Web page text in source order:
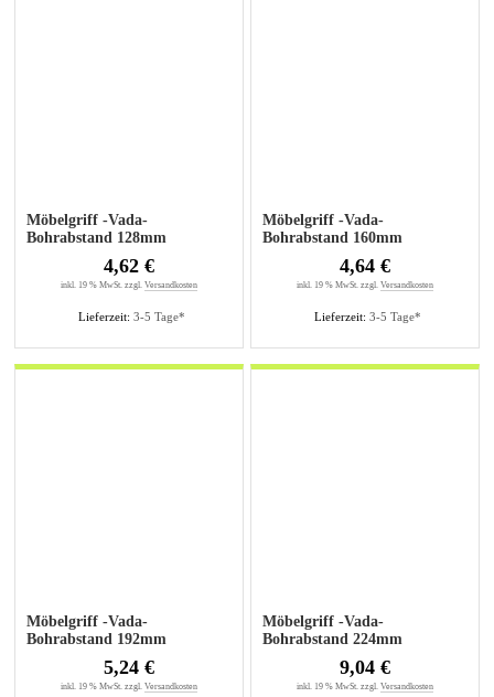
Möbelgriff -Vada-
Bohrabstand 128mm
Edelstahl gebürstet
Lieferzeit: 3-5 Tage*
4,62 €
inkl. 19 % MwSt. zzgl. Versandkosten
Möbelgriff -Vada-
Bohrabstand 160mm
Edelstahl gebürstet
Lieferzeit: 3-5 Tage*
4,64 €
inkl. 19 % MwSt. zzgl. Versandkosten
Möbelgriff -Vada-
Bohrabstand 192mm
Edelstahl gebürstet
5,24 €
inkl. 19 % MwSt. zzgl. Versandkosten
Möbelgriff -Vada-
Bohrabstand 224mm
Edelstahl gebürstet
9,04 €
inkl. 19 % MwSt. zzgl. Versandkosten